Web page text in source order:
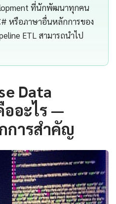
ที่นักพัฒนาทุกคน
หรือภาษาอื่นหลักการของ
ETL สามารถนำไป
Data
ออะไร —
การสำคัญ